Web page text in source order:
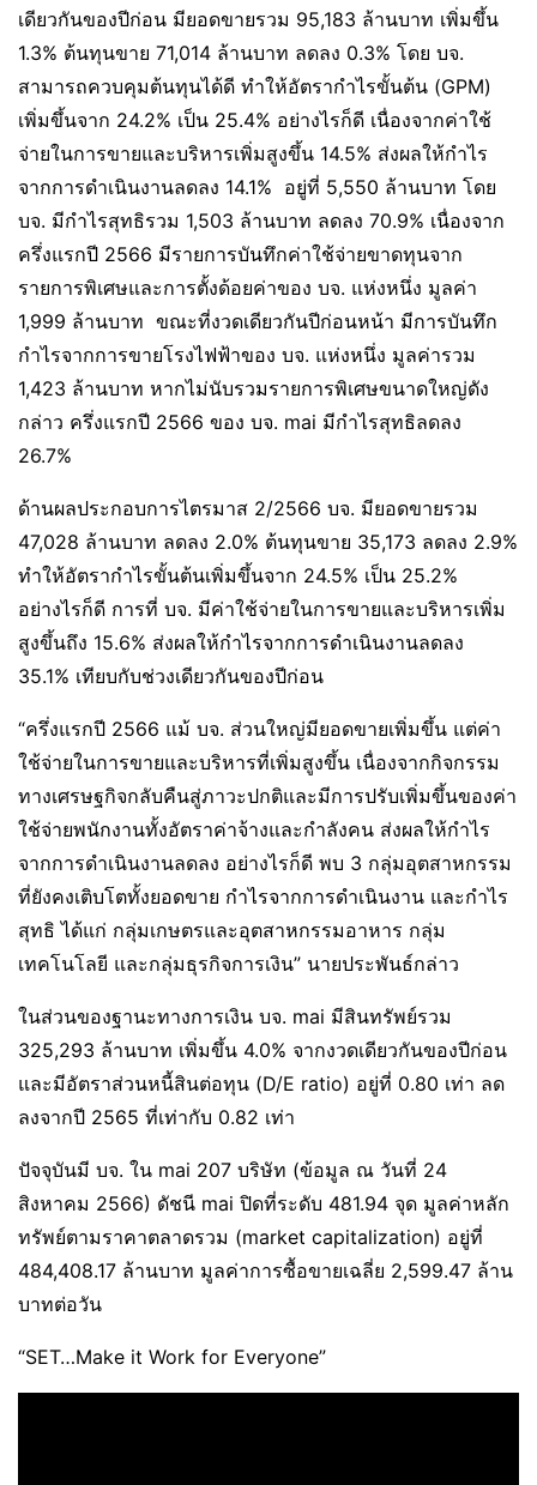
เดียวกันของปีก่อน มียอดขายรวม 95,183 ล้านบาท เพิ่มขึ้น
1.3% ต้นทุนขาย 71,014 ล้านบาท ลดลง 0.3% โดย บจ.
สามารถควบคุมต้นทุนได้ดี ทำให้อัตรากำไรขั้นต้น (GPM)
เพิ่มขึ้นจาก 24.2% เป็น 25.4% อย่างไรก็ดี เนื่องจากค่าใช้
จ่ายในการขายและบริหารเพิ่มสูงขึ้น 14.5% ส่งผลให้กำไร
จากการดำเนินงานลดลง 14.1% อยู่ที่ 5,550 ล้านบาท โดย
บจ. มีกำไรสุทธิรวม 1,503 ล้านบาท ลดลง 70.9% เนื่องจาก
ครึ่งแรกปี 2566 มีรายการบันทึกค่าใช้จ่ายขาดทุนจาก
รายการพิเศษและการตั้งด้อยค่าของ บจ. แห่งหนึ่ง มูลค่า
1,999 ล้านบาท ขณะที่งวดเดียวกันปีก่อนหน้า มีการบันทึก
กำไรจากการขายโรงไฟฟ้าของ บจ. แห่งหนึ่ง มูลค่ารวม
1,423 ล้านบาท หากไม่นับรวมรายการพิเศษขนาดใหญ่ดัง
กล่าว ครึ่งแรกปี 2566 ของ บจ. mai มีกำไรสุทธิลดลง
26.7%
ด้านผลประกอบการไตรมาส 2/2566 บจ. มียอดขายรวม
47,028 ล้านบาท ลดลง 2.0% ต้นทุนขาย 35,173 ลดลง 2.9%
ทำให้อัตรากำไรขั้นต้นเพิ่มขึ้นจาก 24.5% เป็น 25.2%
อย่างไรก็ดี การที่ บจ. มีค่าใช้จ่ายในการขายและบริหารเพิ่ม
สูงขึ้นถึง 15.6% ส่งผลให้กำไรจากการดำเนินงานลดลง
35.1% เทียบกับช่วงเดียวกันของปีก่อน
“ครึ่งแรกปี 2566 แม้ บจ. ส่วนใหญ่มียอดขายเพิ่มขึ้น แต่ค่า
ใช้จ่ายในการขายและบริหารที่เพิ่มสูงขึ้น เนื่องจากกิจกรรม
ทางเศรษฐกิจกลับคืนสู่ภาวะปกติและมีการปรับเพิ่มขึ้นของค่า
ใช้จ่ายพนักงานทั้งอัตราค่าจ้างและกำลังคน ส่งผลให้กำไร
จากการดำเนินงานลดลง อย่างไรก็ดี พบ 3 กลุ่มอุตสาหกรรม
ที่ยังคงเติบโตทั้งยอดขาย กำไรจากการดำเนินงาน และกำไร
สุทธิ ได้แก่ กลุ่มเกษตรและอุตสาหกรรมอาหาร กลุ่ม
เทคโนโลยี และกลุ่มธุรกิจการเงิน” นายประพันธ์กล่าว
ในส่วนของฐานะทางการเงิน บจ. mai มีสินทรัพย์รวม
325,293 ล้านบาท เพิ่มขึ้น 4.0% จากงวดเดียวกันของปีก่อน
และมีอัตราส่วนหนี้สินต่อทุน (D/E ratio) อยู่ที่ 0.80 เท่า ลด
ลงจากปี 2565 ที่เท่ากับ 0.82 เท่า
ปัจจุบันมี บจ. ใน mai 207 บริษัท (ข้อมูล ณ วันที่ 24
สิงหาคม 2566) ดัชนี mai ปิดที่ระดับ 481.94 จุด มูลค่าหลัก
ทรัพย์ตามราคาตลาดรวม (market capitalization) อยู่ที่
484,408.17 ล้านบาท มูลค่าการซื้อขายเฉลี่ย 2,599.47 ล้าน
บาทต่อวัน
“SET…Make it Work for Everyone”